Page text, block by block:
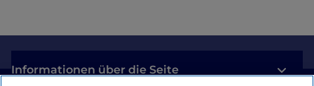
Informationen über die Seite